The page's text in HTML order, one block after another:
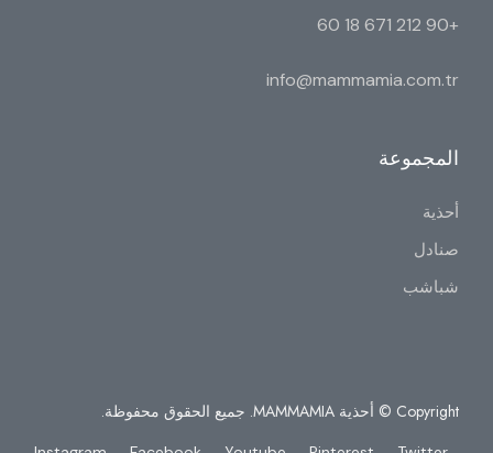
+90 212 671 18 60
info@mammamia.com.tr
المجموعة
أحذية
صنادل
شباشب
Copyright © أحذية MAMMAMIA. جميع الحقوق محفوظة.